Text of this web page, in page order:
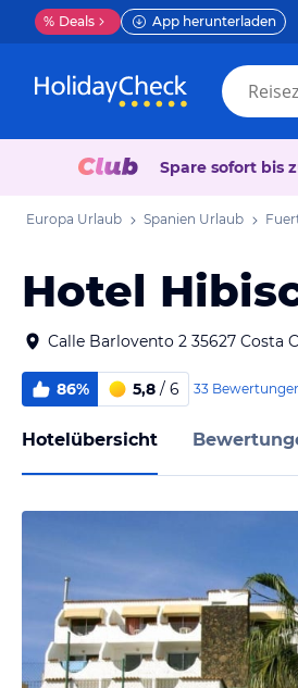
% Deals App herunterladen
Spare sofort bis
Europa Urlaub Spanien Urlaub
Hotel
Calle Barlovento 2 35627 Costa
86% 5,8 / 6 33
Hotelübersicht